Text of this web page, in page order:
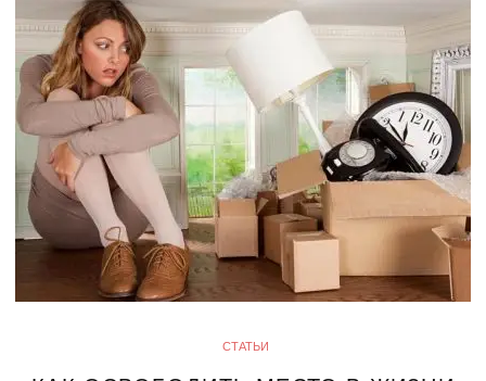
СТАТЬИ